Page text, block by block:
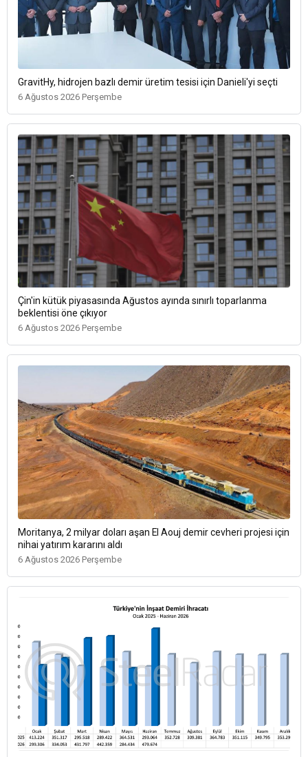
GravitHy, hidrojen bazlı demir üretim tesisi için Danieli'yi seçti
6 Ağustos 2026 Perşembe
Çin'in kütük piyasasında Ağustos ayında sınırlı toparlanma
beklentisi öne çıkıyor
6 Ağustos 2026 Perşembe
Moritanya, 2 milyar doları aşan El Aouj demir cevheri projesi için
nihai yatırım kararını aldı
6 Ağustos 2026 Perşembe